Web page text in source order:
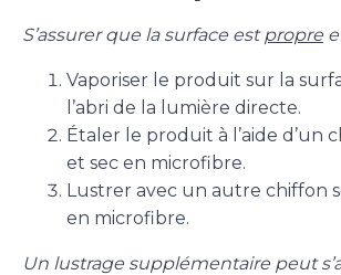
S’assurer que la surface estpropre
Vaporiser le produit sur la
l’abri de la lumière directe.
Étaler le produit à l’aide d’un
et sec en microfibre.
Lustrer avec un autre chiffon
en microfibre.
Un lustrage supplémentaire peut